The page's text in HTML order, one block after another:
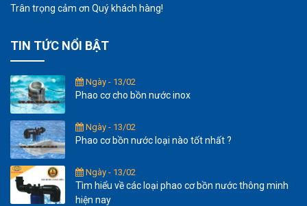
Trân trọng cảm ơn Quý khách hàng!
TIN TỨC NỔI BẬT
Ngày - 13/02
Phao cơ cho bồn nước inox
Ngày - 13/02
Phao cơ bồn nước loại nào tốt nhất ?
Ngày - 13/02
Tìm hiểu về các loại phao cơ bồn nước thông minh
hiện nay